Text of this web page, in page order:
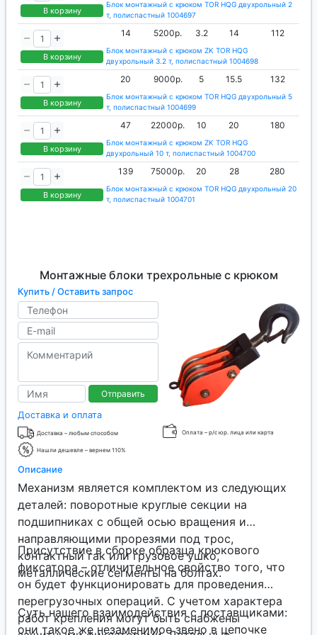
В корзину
Блок монтажный с крюком TOR HQG двухрольный 2
т, полиспастный 1004697
В корзину
14 5200р. 3.2 14 112
Блок монтажный с крюком ZK TOR HQG
двухрольный 3.2 т, полиспастный 1004698
В корзину
20 9000р. 5 15.5 132
Блок монтажный с крюком TOR HQG двухрольный 5
т, полиспастный 1004699
В корзину
47 22000р. 10 20 180
Блок монтажный с крюком ZK TOR HQG
двухрольный 10 т, полиспастный 1004700
В корзину
139 75000р. 20 28 280
Блок монтажный с крюком TOR HQG двухрольный 20
т, полиспастный 1004701
Монтажные блоки трехрольные с крюком
Купить / Оставить запрос
Отправить
Доставка и оплата
Доставка – любым способом Оплата – р/с юр. лица или карта
Нашли дешевле – вернем 110%
Описание
Механизм является комплектом из следующих
деталей: поворотные круглые секции на
подшипниках с общей осью вращения и
направляющими прорезями под трос,
контактный гак или грузовое ушко,
металлические сегменты на болтах.
Присутствие в сборке образца крюкового
фиксатора – отличительное свойство того, что
он будет функционировать для проведения
перегрузочных операций. С учетом характера
работ крепления могут быть снабжены
Суть нашего взаимодействия с поставщиками:
они такое же незаменимое звено в цепочке